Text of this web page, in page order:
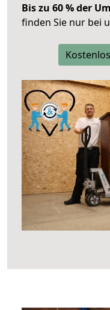
Bis zu 60 % der
finden Sie nur bei